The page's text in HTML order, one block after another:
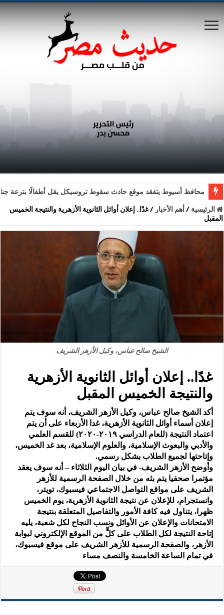
محافظ أسيوط يتفقد موقع حادث سقوط تروسيكل يقل أطفالًا بترعة
الرئيسية /أهم الأخبار /غدًا.. إعلان أوائل الثانوية الأزهرية والنتيجة الخميس
المقبل
الشيخ صالح عباس، وكيل الأزهر الشريف
غدًا.. إعلان أوائل الثانوية الأزهرية
والنتيجة الخميس المقبل
أكد الشيخ صالح عباس، وكيل الأزهر الشريف، أنه سوف يتم
إعلان أسماء أوائل الثانوية الأزهرية، غدا الأربعاء على أن يتم
اعتماد النتيجة (للعام الدراسي ٢٠١٩-٢٠٢٠) للقسم العلمي
والأدبي والبعوث الإسلامية، والعلوم الإسلامية، بعد غد الخميس،
وإتاحتها لجميع الطلاب بشكل رسمي.
وأوضح الأزهر الشريف- في بيان اليوم الثلاثاء – أنه سوف يعقد
مؤتمرا صحفيا يتم بثه من خلال الصفحة الرسمية للأزهر
الشريف على مواقع التواصل الاجتماعي فيسبوك، تويتر،
وانستجرام، للإعلان عن نتيجة الثانوية الأزهرية، يوم الخميس
ظهرا، يتناول فيه كافة الأمور والتفاصيل المتعلقة بنتيجة
الامتحانات والإعلان عن الأوائل ونسب النجاح لكل شعبة، يليه
إتاحة النتيجة لكل الطلاب على كلٍّ من الموقع الإلكتروني لبوابة
الأزهر، والصفحة الرسمية للأزهر الشريف على موقع فيسبوك،
في تمام الساعة الخامسة والنصف مساء